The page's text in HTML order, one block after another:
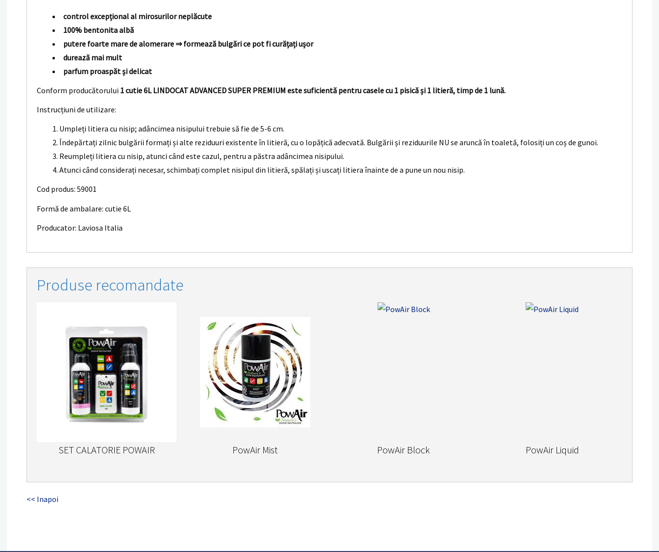
control excepțional al mirosurilor neplăcute
100% bentonita albă
putere foarte mare de alomerare ⇒ formează bulgări ce pot fi curățați ușor
durează mai mult
parfum proaspăt și delicat
Conform producătorului 1 cutie 6L LINDOCAT ADVANCED SUPER PREMIUM este suficientă pentru casele cu 1 pisică și 1 litieră, timp de 1 lună.
Instrucțiuni de utilizare:
Umpleți litiera cu nisip; adâncimea nisipului trebuie să fie de 5-6 cm.
Îndepărtați zilnic bulgării formați și alte reziduuri existente în litieră, cu o lopățică adecvată. Bulgării și reziduurile NU se aruncă în toaletă, folosiți un coș de gunoi.
Reumpleți litiera cu nisip, atunci când este cazul, pentru a păstra adâncimea nisipului.
Atunci când considerați necesar, schimbați complet nisipul din litieră, spălați și uscați litiera înainte de a pune un nou nisip.
Cod produs: 59001
Formă de ambalare: cutie 6L
Producator: Laviosa Italia
Produse recomandate
SET CALATORIE POWAIR PowAir Mist PowAir Block PowAir Liquid
<< Inapoi